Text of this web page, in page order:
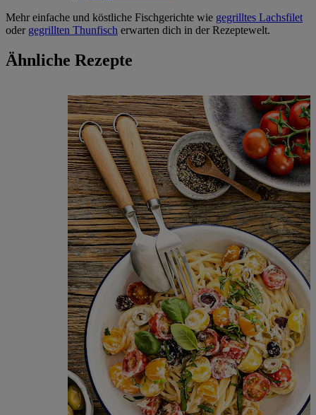
Mehr einfache und köstliche Fischgerichte wie gegrilltes Lachsfilet
oder gegrillten Thunfisch erwarten dich in der Rezeptewelt.
Ähnliche Rezepte